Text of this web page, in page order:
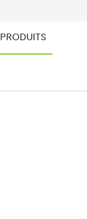
PRODUITS